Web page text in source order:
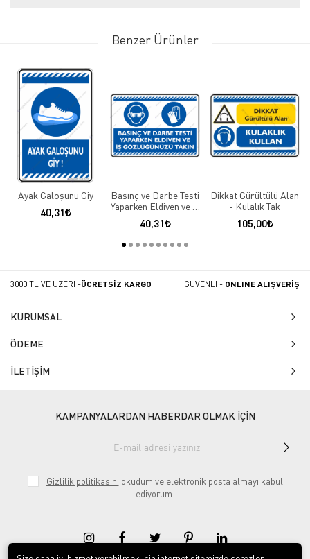
Benzer Ürünler
Ayak Galoşunu Giy
40,31
Basınç ve Darbe Testi
Yaparken Eldiven ve iş
Gözlüğünüzü Takın
40,31
Dikkat Gürültülü Alan
- Kulalık Tak
105,00
3000 TL VE ÜZERİ -ÜCRETSİZ KARGO GÜVENLİ - ONLINE ALIŞVERİŞ
KURUMSAL
ÖDEME
İLETİŞİM
KAMPANYALARDAN HABERDAR OLMAK İÇİN
Gizlilik politikasını okudum ve elektronik posta almayı kabul
ediyorum.